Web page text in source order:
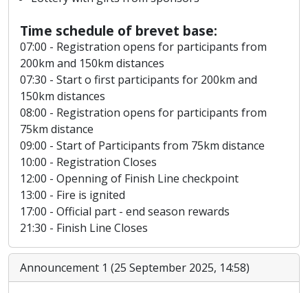
Time schedule of brevet base:
07:00 - Registration opens for participants from
200km and 150km distances
07:30 - Start o first participants for 200km and
150km distances
08:00 - Registration opens for participants from
75km distance
09:00 - Start of Participants from 75km distance
10:00 - Registration Closes
12:00 - Openning of Finish Line checkpoint
13:00 - Fire is ignited
17:00 - Official part - end season rewards
21:30 - Finish Line Closes
Announcement 1 (25 September 2025, 14:58)